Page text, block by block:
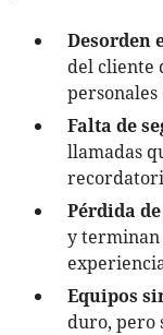
Desorden
del cliente
personales
Falta de
llamadas
Pérdida
y terminan
Equipos
duro, pero